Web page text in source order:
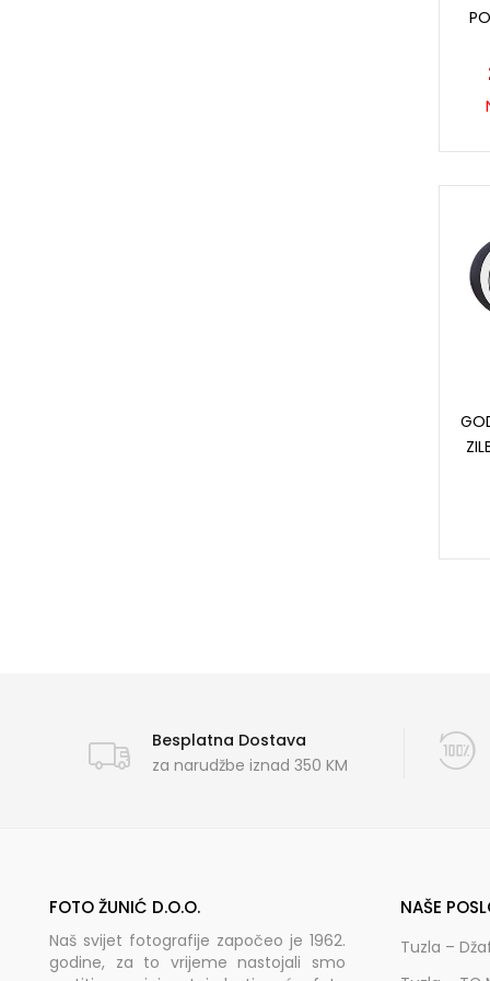
Besplatna Dostava
za narudžbe iznad 350 KM
FOTO ŽUNIĆ D.O.O.
Naš svijet fotografije započeo je 1962.
godine, za to vrijeme nastojali smo
NAŠE
Tuzla –